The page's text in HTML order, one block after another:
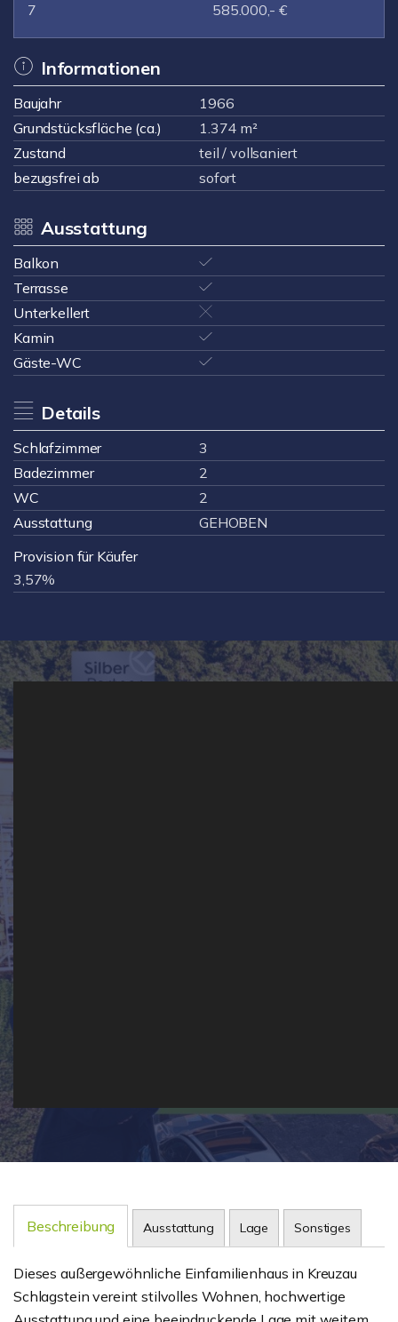
7
585.000,- €
Informationen
Baujahr
1966
Grundstücksfläche (ca.)
1.374 m²
Zustand
teil / vollsaniert
bezugsfrei ab
sofort
Ausstattung
Balkon
Terrasse
Unterkellert
Kamin
Gäste-WC
Details
Schlafzimmer
3
Badezimmer
2
WC
2
Ausstattung
GEHOBEN
Provision für Käufer
3,57%
Beschreibung Ausstattung Lage Sonstiges
Dieses außergewöhnliche Einfamilienhaus in Kreuzau
Schlagstein vereint stilvolles Wohnen, hochwertige